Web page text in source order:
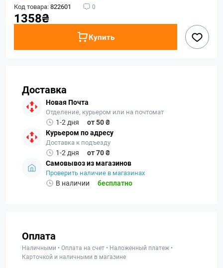
Код товара:822601 0
1358₴
Купить
Доставка
Новая Почта
Отделение, курьером или на почтомат
1-2 дня
от 50 ₴
Курьером по адресу
Доставка к подъезду
1-2 дня
от 70 ₴
Самовывоз из магазинов
Проверить наличие в магазинах
В наличии бесплатно
Оплата
Наличными • Оплата на счет • Наложенный платеж •
Карточкой и наличными в магазине